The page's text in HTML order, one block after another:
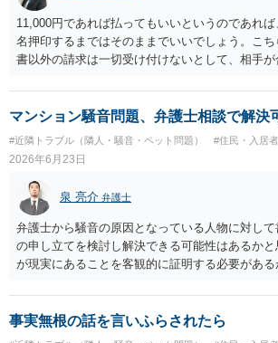
11,000円であれば払ってもいいというのであれ
名押印するまではそのままでいいでしょう。こ
書以外の請求は一切受け付けないとして、相手
入れてしまっているということなので、もし
撤回したいというのであれば、できれば内容証
求について一切応じるつもりがない旨を書面で
し入れた合意書は撤回すると明確に示す必要があ
マンション騒音問題、弁護士相談で解決
#近隣トラブル（隣人・騒音・ペット問題） #住民・入居
2026年6月23日
泉 亮介 弁護士
弁護士から騒音の原因となっている人物に対し
の申し立てを検討し解決できる可能性はあるか
が現実にあることを客観的に証明する必要があ
事実無根の話を言いふらされたら